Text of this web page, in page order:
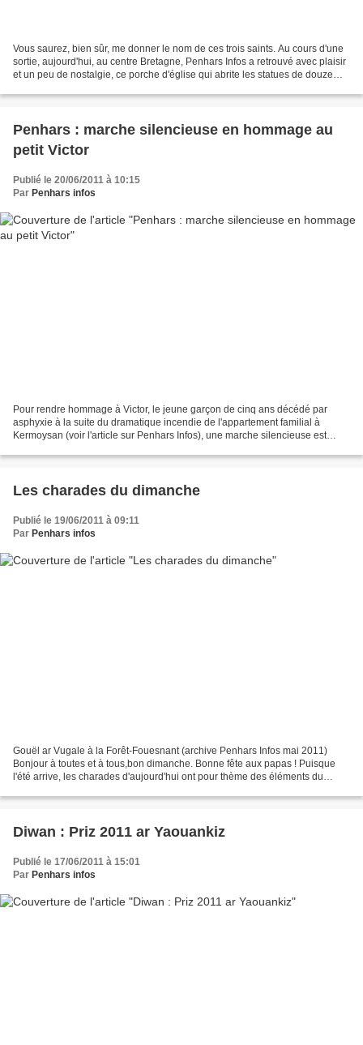
Vous saurez, bien sûr, me donner le nom de ces trois saints. Au cours d'une
sortie, aujourd'hui, au centre Bretagne, Penhars Infos a retrouvé avec plaisir
et un peu de nostalgie, ce porche d'église qui abrite les statues de douze
Penhars : marche silencieuse en hommage au
petit Victor
Publié le 20/06/2011 à 10:15
Par Penhars infos
Pour rendre hommage à Victor, le jeune garçon de cinq ans décédé par
asphyxie à la suite du dramatique incendie de l'appartement familial à
Kermoysan (voir l'article sur Penhars Infos), une marche silencieuse est
Les charades du dimanche
Publié le 19/06/2011 à 09:11
Par Penhars infos
Gouël ar Vugale à la Forêt-Fouesnant (archive Penhars Infos mai 2011)
Bonjour à toutes et à tous,bon dimanche. Bonne fête aux papas ! Puisque
l'été arrive, les charades d'aujourd'hui ont pour thème des éléments du
Diwan : Priz 2011 ar Yaouankiz
Publié le 17/06/2011 à 15:01
Par Penhars infos